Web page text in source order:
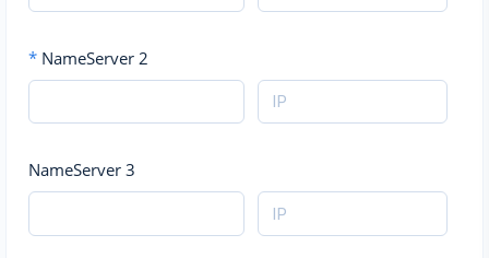
* NameServer 2
NameServer 3